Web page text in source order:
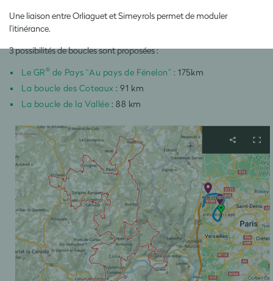
Une liaison entre Orliaguet et Simeyrols permet de moduler
l’itinérance.
3 possibilités de boucles sont proposées :
Le GR® de Pays “Au pays de Fénelon”: 175km
La boucle des Coteaux : 91 km
La boucle de la Vallée : 88 km